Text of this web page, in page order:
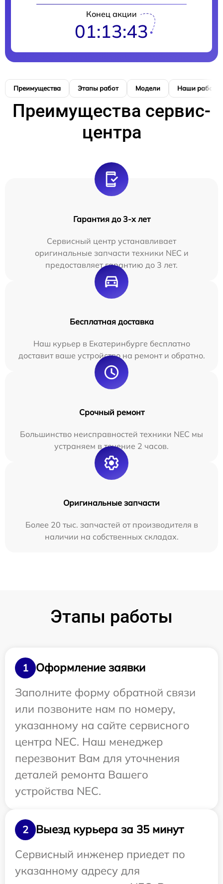
Конец акции
01:13:42
Преимущества Этапы работ Модели Наши работы
Преимущества сервис-
центра
Гарантия до 3-х лет
Сервисный центр устанавливает
оригинальные запчасти техники NEC и
предоставляет гарантию до 3 лет.
Бесплатная доставка
Наш курьер в Екатеринбурге бесплатно
доставит ваше устройство на ремонт и обратно.
Срочный ремонт
Большинство неисправностей техники NEC мы
устраняем в течение 2 часов.
Оригинальные запчасти
Более 20 тыс. запчастей от производителя в
наличии на собственных складах.
Этапы работы
1
Оформление заявки
Заполните форму обратной связи
или позвоните нам по номеру,
указанному на сайте сервисного
центра NEC. Наш менеджер
перезвонит Вам для уточнения
деталей ремонта Вашего
устройства NEC.
2
Выезд курьера за 35 минут
Сервисный инженер приедет по
указанному адресу для